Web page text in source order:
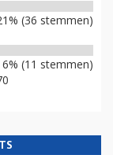
(36 stemmen)
6% (11 stemmen)